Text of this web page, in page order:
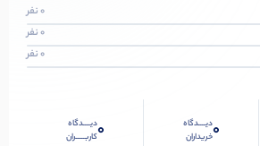
0 نفر
0 نفر
0 نفر
0دیــــدگاه
خریداران
0دیــــدگاه
کاربـــــران